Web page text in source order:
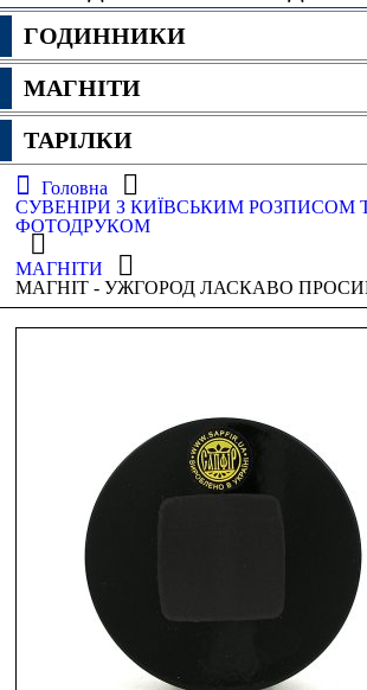
ГОДИННИКИ
МАГНІТИ
ТАРІЛКИ
Головна
СУВЕНІРИ З КИЇВСЬКИМ РОЗПИСОМ
ФОТОДРУКОМ
МАГНІТИ
МАГНІТ - УЖГОРОД ЛАСКАВО